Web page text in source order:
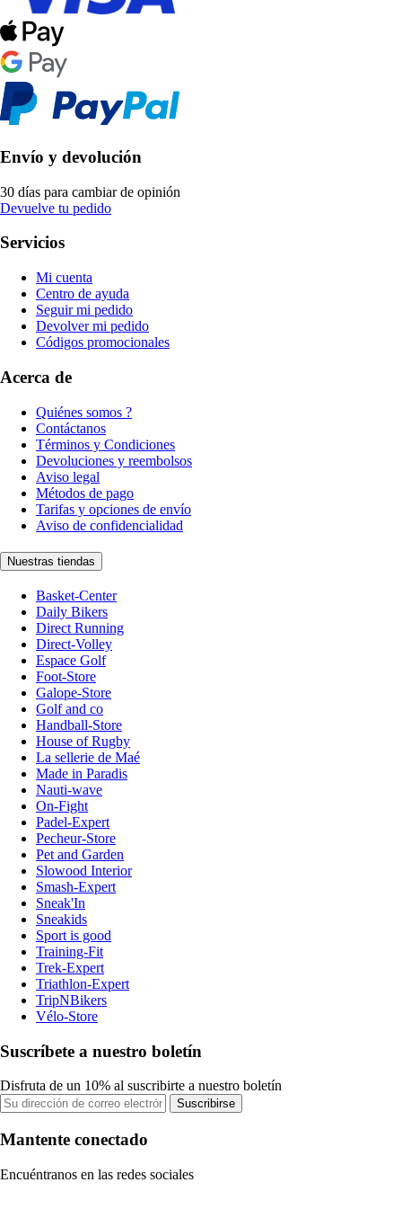
Envío y devolución
30 días para cambiar de opinión
Devuelve tu pedido
Servicios
Mi cuenta
Centro de ayuda
Seguir mi pedido
Devolver mi pedido
Códigos promocionales
Acerca de
Quiénes somos ?
Contáctanos
Términos y Condiciones
Devoluciones y reembolsos
Aviso legal
Métodos de pago
Tarifas y opciones de envío
Aviso de confidencialidad
Nuestras tiendas
Basket-Center
Daily Bikers
Direct Running
Direct-Volley
Espace Golf
Foot-Store
Galope-Store
Golf and co
Handball-Store
House of Rugby
La sellerie de Maé
Made in Paradis
Nauti-wave
On-Fight
Padel-Expert
Pecheur-Store
Pet and Garden
Slowood Interior
Smash-Expert
Sneak'In
Sneakids
Sport is good
Training-Fit
Trek-Expert
Triathlon-Expert
TripNBikers
Vélo-Store
Suscríbete a nuestro boletín
Disfruta de un 10% al suscribirte a nuestro boletín
Suscribirse
Mantente conectado
Encuéntranos en las redes sociales